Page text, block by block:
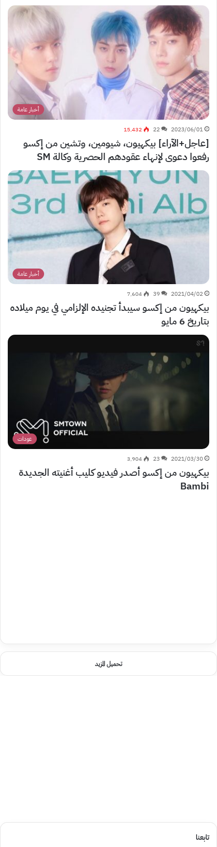
أخبار عامة
2023/06/01
22 15٬432
[عاجل+الآراء] بيكهيون، شيومين، وتشين من إكسو
رفعوا دعوى لإنهاء عقودهم الحصرية وكالة SM
أخبار عامة
2021/04/02
39 7٬604
بيكهيون من إكسو سيبدأ تجنيده الإلزامي في يوم ميلاده
بتاريخ 6 مايو
عودات
2021/03/30
23 3٬904
بيكهيون من إكسو أصدر فيديو كليب أغنيته الجديدة
Bambi
تحميل المزيد
تابعنا